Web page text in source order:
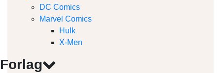
DC Comics
Marvel Comics
Hulk
X-Men
Forlag